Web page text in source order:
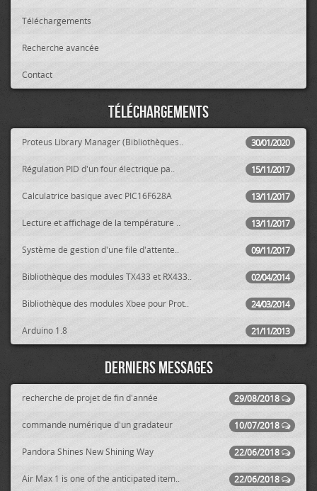
Téléchargements
Recherche avancée
Contact
Téléchargements
30/01/2020
Proteus Library Manager (Bibliothèques..
15/11/2017
Régulation PID d'un four électrique pa..
13/11/2017
Calculatrice basique avec PIC16F628A
13/11/2017
Lecture et affichage de la température ..
09/11/2017
Système de gestion d'une file d'attente..
02/04/2014
Bibliothèque des modules TX433 et RX433..
24/03/2014
Bibliothèque des modules Xbee pour Prot..
21/11/2013
Arduino 1.8
Derniers messages
29/08/2018
recherche de projet de fin d'année
10/07/2018
commande numérique d'un gradateur
22/06/2018
Pandora Shines New Shining Way
22/06/2018
Air Max 1 is one of the anticipated item..